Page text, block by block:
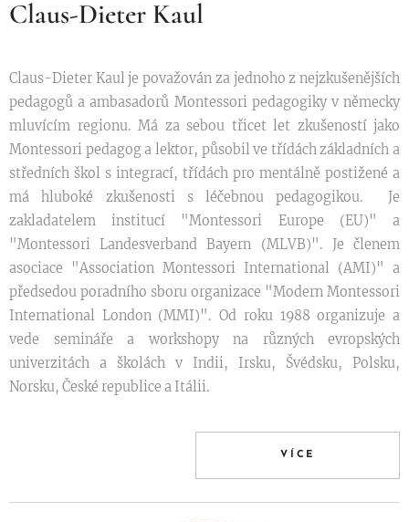
Claus-Dieter Kaul
Claus-Dieter Kaul je považován za jednoho z nejzkušenějších
pedagogů a ambasadorů Montessori pedagogiky v německy
mluvícím regionu. Má za sebou třicet let zkušeností jako
Montessori pedagog a lektor, působil ve třídách základních a
středních škol s integrací, třídách pro mentálně postižené a
má hluboké zkušenosti s léčebnou pedagogikou. Je
zakladatelem institucí "Montessori Europe (EU)" a
"Montessori Landesverband Bayern (MLVB)". Je členem
asociace "Association Montessori International (AMI)" a
předsedou poradního sboru organizace "Modern Montessori
International London (MMI)". Od roku 1988 organizuje a
vede semináře a workshopy na různých evropských
univerzitách a školách v Indii, Irsku, Švédsku, Polsku,
Norsku, České republice a Itálii.
VÍCE